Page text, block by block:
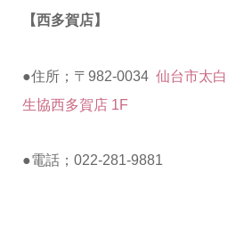
【西多賀店】
●住所；〒982-0034 仙台市太
生協西多賀店 1F
●電話；022-281-9881